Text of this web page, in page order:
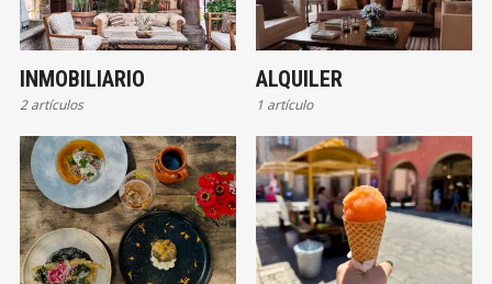
INMOBILIARIO
2 artículos
ALQUILER
1 artículo